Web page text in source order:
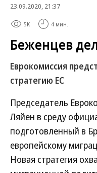
23.09.2020, 21:37
5K 4 мин.
Беженцев
Еврокомиссия
стратегию ЕС
Председатель
Ляйен в среду
подготовленный в
европейскому
Новая стратегия